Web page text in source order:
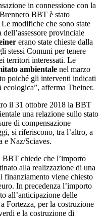
in connessione con la
BBT è stato
Le modifiche che sono state
provinciale
erano state chieste dalla
stessi Comuni per tenere
territori interessati. Le
ambientale nel marzo
poiché gli interventi indicati
afferma Theiner.
il 31 ottobre 2018 la BBT
una relazione sullo stato
di compensazione
si riferiscono, tra l’altro, a
e Naz/Sciaves.
BBT chiede che l’importo
alla realizzazione di una
finanziamento viene chiesto
In precedenza l’importo
all’anticipazione delle
Fortezza, per la costruzione
e la costruzione di